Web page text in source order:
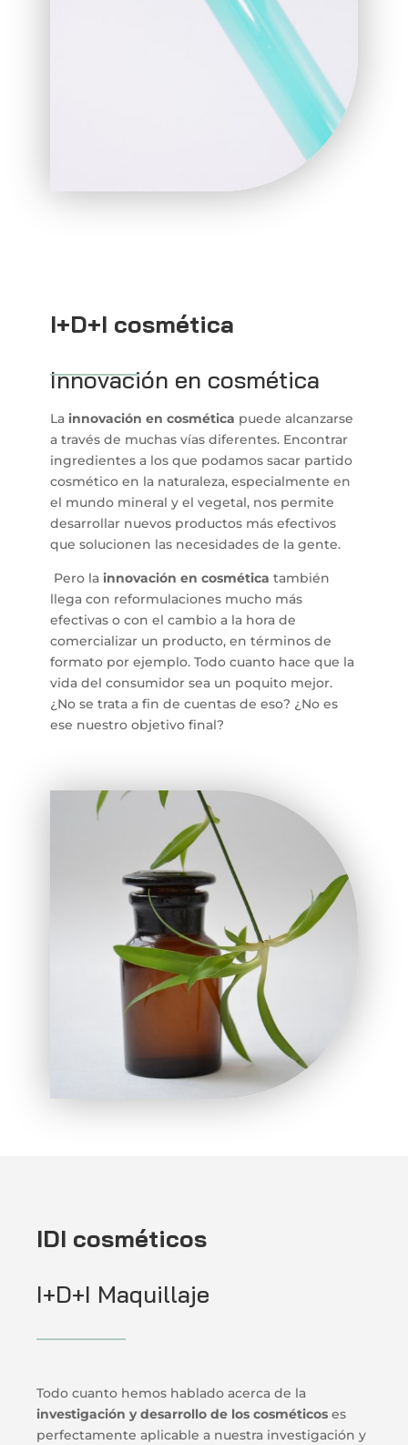
I+D+I cosmética
Innovación en cosmética
La innovación en cosmética puede alcanzarse
a través de muchas vías diferentes. Encontrar
ingredientes a los que podamos sacar partido
cosmético en la naturaleza, especialmente en
el mundo mineral y el vegetal, nos permite
desarrollar nuevos productos más efectivos
que solucionen las necesidades de la gente.
Pero lainnovación en cosmética también
llega con reformulaciones mucho más
efectivas o con el cambio a la hora de
comercializar un producto, en términos de
formato por ejemplo. Todo cuanto hace que la
vida del consumidor sea un poquito mejor.
¿No se trata a fin de cuentas de eso? ¿No es
ese nuestro objetivo final?
IDI cosméticos
I+D+I Maquillaje
Todo cuanto hemos hablado acerca de la
investigación y desarrollo de los cosméticos es
perfectamente aplicable a nuestra investigación y